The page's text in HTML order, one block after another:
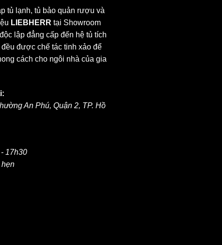
tủ lạnh, tủ bảo quản rượu và
LIEBHERR tại Showroom
lập đẳng cấp đến hệ tủ tích
được chế tác tinh xảo để
cách cho ngôi nhà của gia
An Phú, Quận 2, TP. Hồ
17h30
hẹn